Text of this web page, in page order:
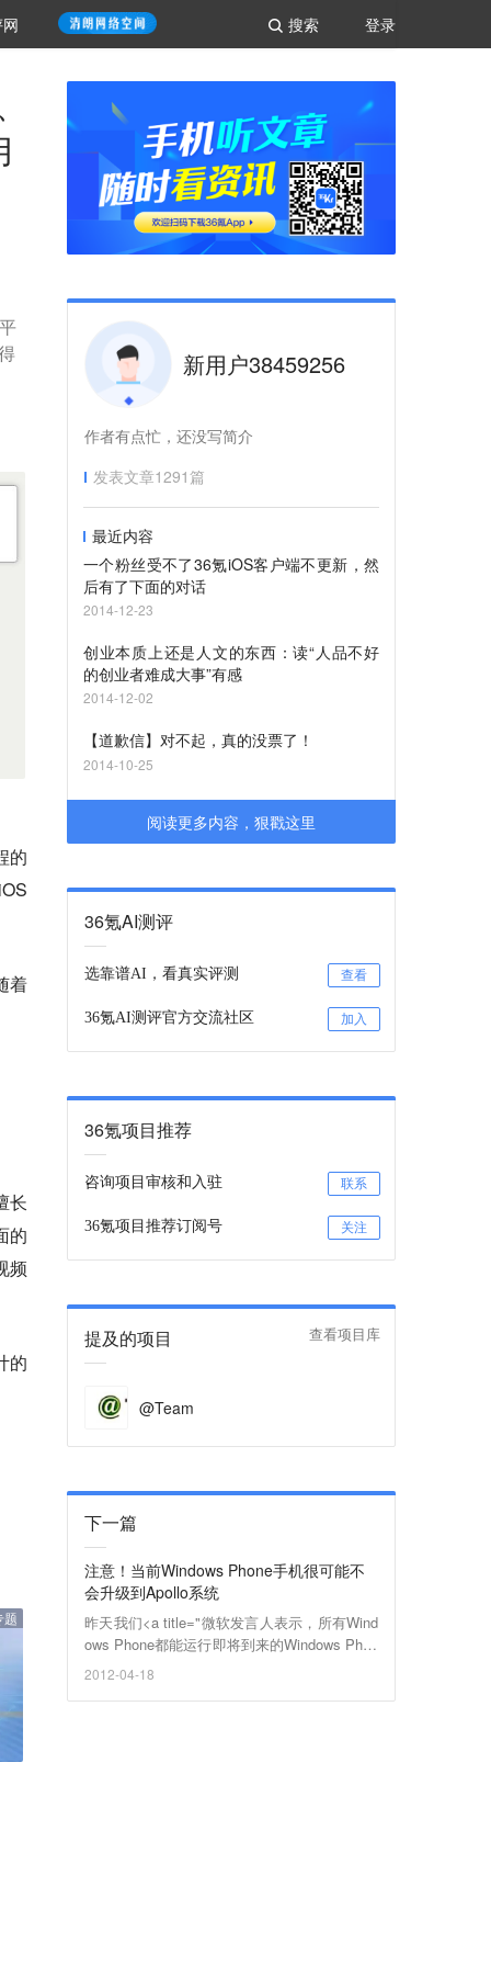
登录
搜索
的
着
长
的
频
的
题
新用户38459256
作者有点忙，还没写简介
发表文章1291篇
最近内容
一个粉丝受不了36氪iOS​客户端不更新，然
后有了下面的对话
2014-12-23
创业本质上还是人文的东西：读“人品不好
的创业者难成大事”有感
2014-12-02
【道歉信】对不起，真的没票了！
2014-10-25
阅读更多内容，狠戳这里
36氪AI测评
选靠谱AI，看真实评测 查看
36氪AI测评官方交流社区 加入
36氪项目推荐
咨询项目审核和入驻 联系
36氪项目推荐订阅号 关注
提及的项目 查看项目库
@Team
下一篇
注意！当前Windows Phone手机很可能不
会升级到Apollo系统
昨天我们<a title="微软发言人表示，所有Wind
ows Phone都能运行即将到来的Windows Phon
e 8更新" href="http://www.36kr.com/p/100838.
2012-04-18